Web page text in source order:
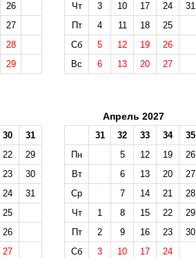
26
27
28
29
Чт
3 10 17 24
31
Пт
4 11 18
25
Сб
5 12 19
26
Вс
6 13 20 27
30
31
22
29
23
30
24
31
25
26
27
Апрель 2027
31 32 33 34
35
Пн
5 12 19
26
Вт
6 13 20
27
Ср
7 14 21
28
Чт
1 8 15 22
29
Пт
2 9 16 23
30
Сб
3 10 17
24